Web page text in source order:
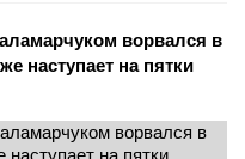
ворвался в
наступает на пятки